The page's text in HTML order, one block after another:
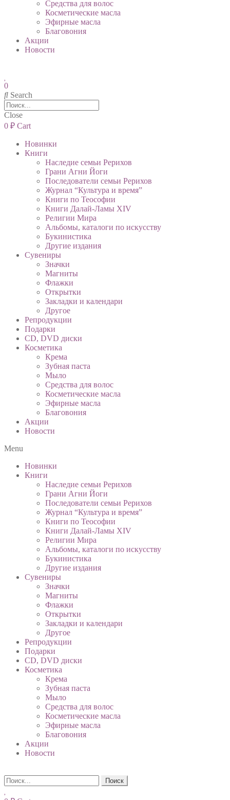
Средства для волос
Косметические масла
Эфирные масла
Благовония
Акции
Новости
0
Search
Close
0 ₽ Cart
Новинки
Книги
Наследие семьи Рерихов
Грани Агни Йоги
Последователи семьи Рерихов
Журнал “Культура и время”
Книги по Теософии
Книги Далай-Ламы XIV
Религии Мира
Альбомы, каталоги по искусству
Букинистика
Другие издания
Сувениры
Значки
Магниты
Флажки
Открытки
Закладки и календари
Другое
Репродукции
Подарки
CD, DVD диски
Косметика
Крема
Зубная паста
Мыло
Средства для волос
Косметические масла
Эфирные масла
Благовония
Акции
Новости
Menu
Новинки
Книги
Наследие семьи Рерихов
Грани Агни Йоги
Последователи семьи Рерихов
Журнал “Культура и время”
Книги по Теософии
Книги Далай-Ламы XIV
Религии Мира
Альбомы, каталоги по искусству
Букинистика
Другие издания
Сувениры
Значки
Магниты
Флажки
Открытки
Закладки и календари
Другое
Репродукции
Подарки
CD, DVD диски
Косметика
Крема
Зубная паста
Мыло
Средства для волос
Косметические масла
Эфирные масла
Благовония
Акции
Новости
Поиск